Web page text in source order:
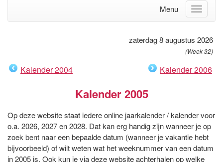
Menu
zaterdag 8 augustus 2026
(Week 32)
Kalender 2004 Kalender 2006
Kalender 2005
Op deze website staat iedere online jaarkalender / kalender voor
o.a. 2026, 2027 en 2028. Dat kan erg handig zijn wanneer je op
zoek bent naar een bepaalde datum (wanneer je vakantie hebt
bijvoorbeeld) of wilt weten wat het weeknummer van een datum
in 2005 is. Ook kun je via deze website achterhalen op welke